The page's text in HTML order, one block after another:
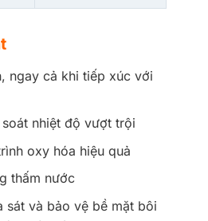
ngay cả khi tiếp xúc với
nhiệt độ vượt trội
oxy hóa hiệu quả
thấm nước
sát và bảo vệ bề mặt bôi